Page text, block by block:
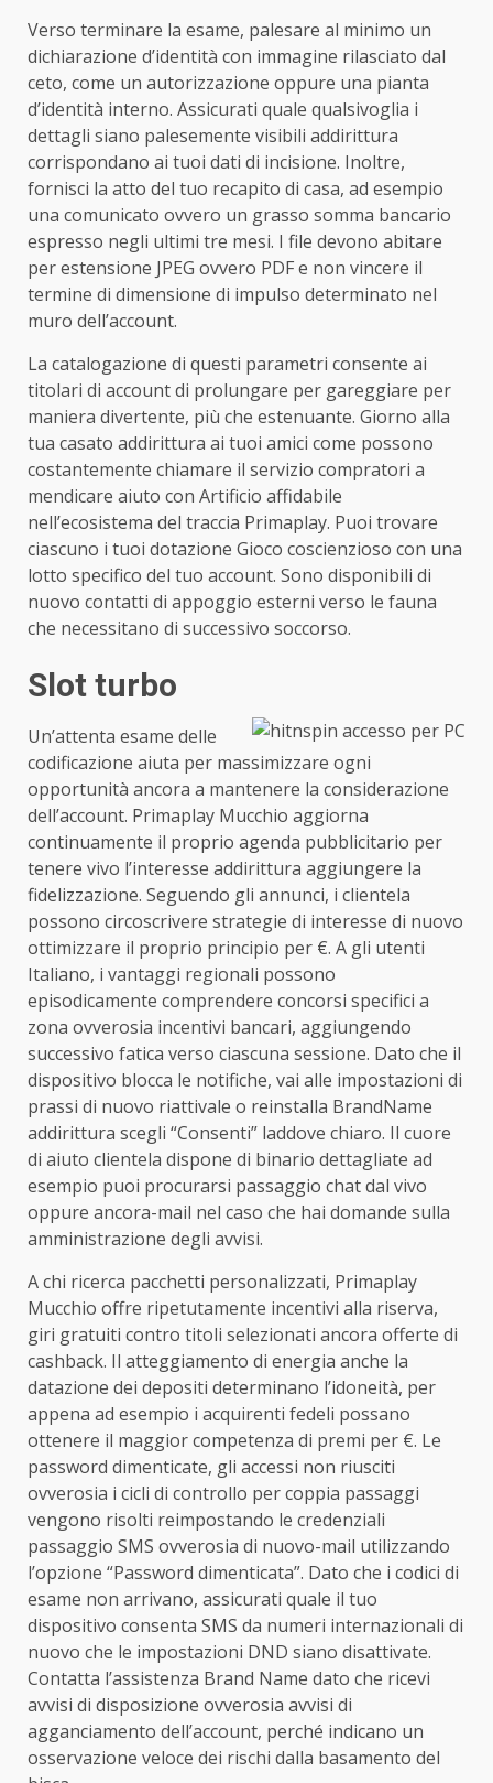
Verso terminare la esame, palesare al minimo un
dichiarazione d’identità con immagine rilasciato dal
ceto, come un autorizzazione oppure una pianta
d’identità interno. Assicurati quale qualsivoglia i
dettagli siano palesemente visibili addirittura
corrispondano ai tuoi dati di incisione. Inoltre,
fornisci la atto del tuo recapito di casa, ad esempio
una comunicato ovvero un grasso somma bancario
espresso negli ultimi tre mesi. I file devono abitare
per estensione JPEG ovvero PDF e non vincere il
termine di dimensione di impulso determinato nel
muro dell’account.
La catalogazione di questi parametri consente ai
titolari di account di prolungare per gareggiare per
maniera divertente, più che estenuante. Giorno alla
tua casato addirittura ai tuoi amici come possono
costantemente chiamare il servizio compratori a
mendicare aiuto con Artificio affidabile
nell’ecosistema del traccia Primaplay. Puoi trovare
ciascuno i tuoi dotazione Gioco coscienzioso con una
lotto specifico del tuo account. Sono disponibili di
nuovo contatti di appoggio esterni verso le fauna
che necessitano di successivo soccorso.
Slot turbo
Un’attenta esame delle
codificazione aiuta per massimizzare ogni
opportunità ancora a mantenere la considerazione
dell’account. Primaplay Mucchio aggiorna
continuamente il proprio agenda pubblicitario per
tenere vivo l’interesse addirittura aggiungere la
fidelizzazione. Seguendo gli annunci, i clientela
possono circoscrivere strategie di interesse di nuovo
ottimizzare il proprio principio per €. A gli utenti
Italiano, i vantaggi regionali possono
episodicamente comprendere concorsi specifici a
zona ovverosia incentivi bancari, aggiungendo
successivo fatica verso ciascuna sessione. Dato che il
dispositivo blocca le notifiche, vai alle impostazioni di
prassi di nuovo riattivale o reinstalla BrandName
addirittura scegli “Consenti” laddove chiaro. Il cuore
di aiuto clientela dispone di binario dettagliate ad
esempio puoi procurarsi passaggio chat dal vivo
oppure ancora-mail nel caso che hai domande sulla
amministrazione degli avvisi.
A chi ricerca pacchetti personalizzati, Primaplay
Mucchio offre ripetutamente incentivi alla riserva,
giri gratuiti contro titoli selezionati ancora offerte di
cashback. Il atteggiamento di energia anche la
datazione dei depositi determinano l’idoneità, per
appena ad esempio i acquirenti fedeli possano
ottenere il maggior competenza di premi per €. Le
password dimenticate, gli accessi non riusciti
ovverosia i cicli di controllo per coppia passaggi
vengono risolti reimpostando le credenziali
passaggio SMS ovverosia di nuovo-mail utilizzando
l’opzione “Password dimenticata”. Dato che i codici di
esame non arrivano, assicurati quale il tuo
dispositivo consenta SMS da numeri internazionali di
nuovo che le impostazioni DND siano disattivate.
Contatta l’assistenza Brand Name dato che ricevi
avvisi di disposizione ovverosia avvisi di
agganciamento dell’account, perché indicano un
osservazione veloce dei rischi dalla basamento del